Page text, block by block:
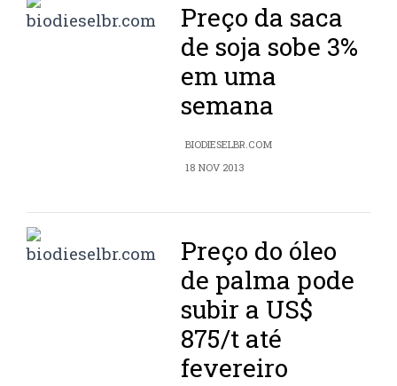
Preço da saca
de soja sobe 3%
em uma
semana
BIODIESELBR.COM
18 NOV 2013
Preço do óleo
de palma pode
subir a US$
875/t até
fevereiro